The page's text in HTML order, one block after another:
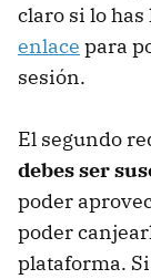
claro si lo has
enlace para
sesión.
El segundo
debes ser
poder
poder
plataforma.